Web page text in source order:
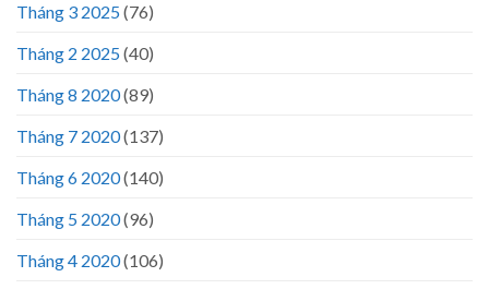
Tháng 3 2025(76)
Tháng 2 2025(40)
Tháng 8 2020(89)
Tháng 7 2020(137)
Tháng 6 2020(140)
Tháng 5 2020(96)
Tháng 4 2020(106)